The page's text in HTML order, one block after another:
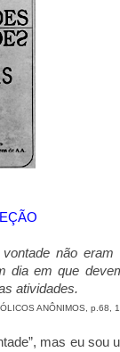
não eram
dia em que
atividades.
ANÔNIMOS, p.68,
mas eu sou